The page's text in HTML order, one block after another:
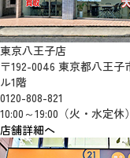
東京八王子店
〒192-0046 東京都八王
ル1階
0120-808-821
10:00～19:00（火・水定休）
店舗詳細へ